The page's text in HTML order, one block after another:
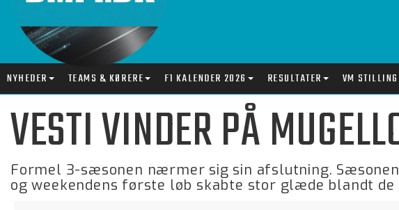
NYHEDER TEAMS & KØRERE F1 KALENDER 2026 RESULTATER VM
VESTI VINDER PÅ
Formel 3-sæsonen nærmer sig sin afslutning.
og weekendens første løb skabte stor glæde blandt de